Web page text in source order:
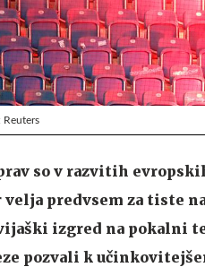
Reuters
so v razvitih
velja predvsem za tiste
izgred na pokalni
pozvali k